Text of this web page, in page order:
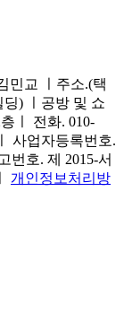
민교 ㅣ주소.(택
딩) ㅣ공방 및 쇼
ㅣ 전화. 010-
사업자등록번호.
번호. 제 2015-서
개인정보처리방